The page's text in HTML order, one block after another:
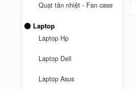
Quạt tản nhiệt - Fan case
Laptop
Laptop Hp
Laptop Dell
Laptop Asus